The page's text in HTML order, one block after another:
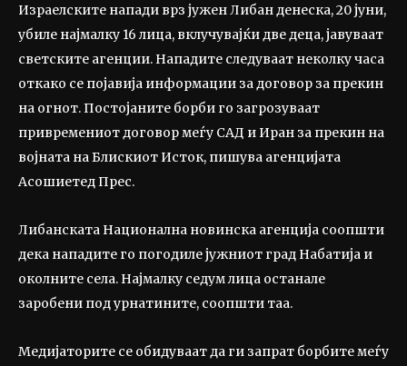
Израелските напади врз јужен Либан денеска, 20 јуни,
убиле најмалку 16 лица, вклучувајќи две деца, јавуваат
светските агенции. Нападите следуваат неколку часа
откако се појавија информации за договор за прекин
на огнот. Постојаните борби го загрозуваат
привремениот договор меѓу САД и Иран за прекин на
војната на Блискиот Исток, пишува агенцијата
Асошиетед Прес.
Либанската Национална новинска агенција соопшти
дека нападите го погодиле јужниот град Набатија и
околните села. Најмалку седум лица останале
заробени под урнатините, соопшти таа.
Медијаторите се обидуваат да ги запрат борбите меѓу